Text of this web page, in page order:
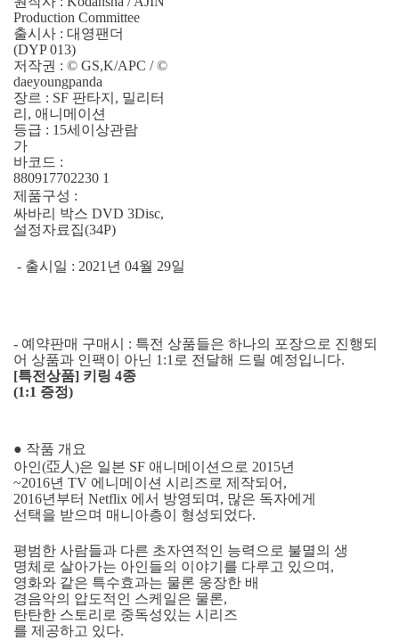
Production Committee
출시사 : 대영팬더
(DYP 013)
저작권 : © GS,K/APC / ©
daeyoungpanda
장르 : SF 판타지, 밀리터
리, 애니메이션
등급 : 15세이상관람
가
바코드 :
880917702230 1
제품구성 :
싸바리 박스 DVD 3Disc,
설정자료집(34P)
- 출시일 : 2021년 04월 29일
- 예약판매 구매시 : 특전 상품들은 하나의 포장으로 진행되
어 상품과 인팩이 아닌 1:1로 전달해 드릴 예정입니다.
[특전상품] 키링 4종
(1:1 증정)
● 작품 개요
아인(亞人)은 일본 SF 애니메이션으로 2015년
~2016년 TV 에니메이션 시리즈로 제작되어,
2016년부터 Netflix 에서 방영되며, 많은 독자에게
선택을 받으며 매니아층이 형성되었다.
평범한 사람들과 다른 초자연적인 능력으로 불멸의 생
명체로 살아가는 아인들의 이야기를 다루고 있으며,
영화와 같은 특수효과는 물론 웅장한 배
경음악의 압도적인 스케일은 물론,
탄탄한 스토리로 중독성있는 시리즈
를 제공하고 있다.